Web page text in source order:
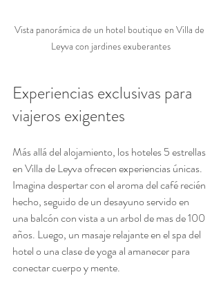
Vista panorámica de un hotel boutique en Villa de
Leyva con jardines exuberantes
Experiencias exclusivas para
viajeros exigentes
Más allá del alojamiento, los hoteles 5 estrellas
en Villa de Leyva ofrecen experiencias únicas.
Imagina despertar con el aroma del café recién
hecho, seguido de un desayuno servido en
una balcón con vista a un arbol de mas de 100
años. Luego, un masaje relajante en el spa del
hotel o una clase de yoga al amanecer para
conectar cuerpo y mente.